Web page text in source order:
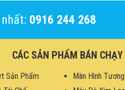
0916 244 268
CÁC SẢN PHẨM BÁN CHẠY
Sản Phẩm Màn Hình